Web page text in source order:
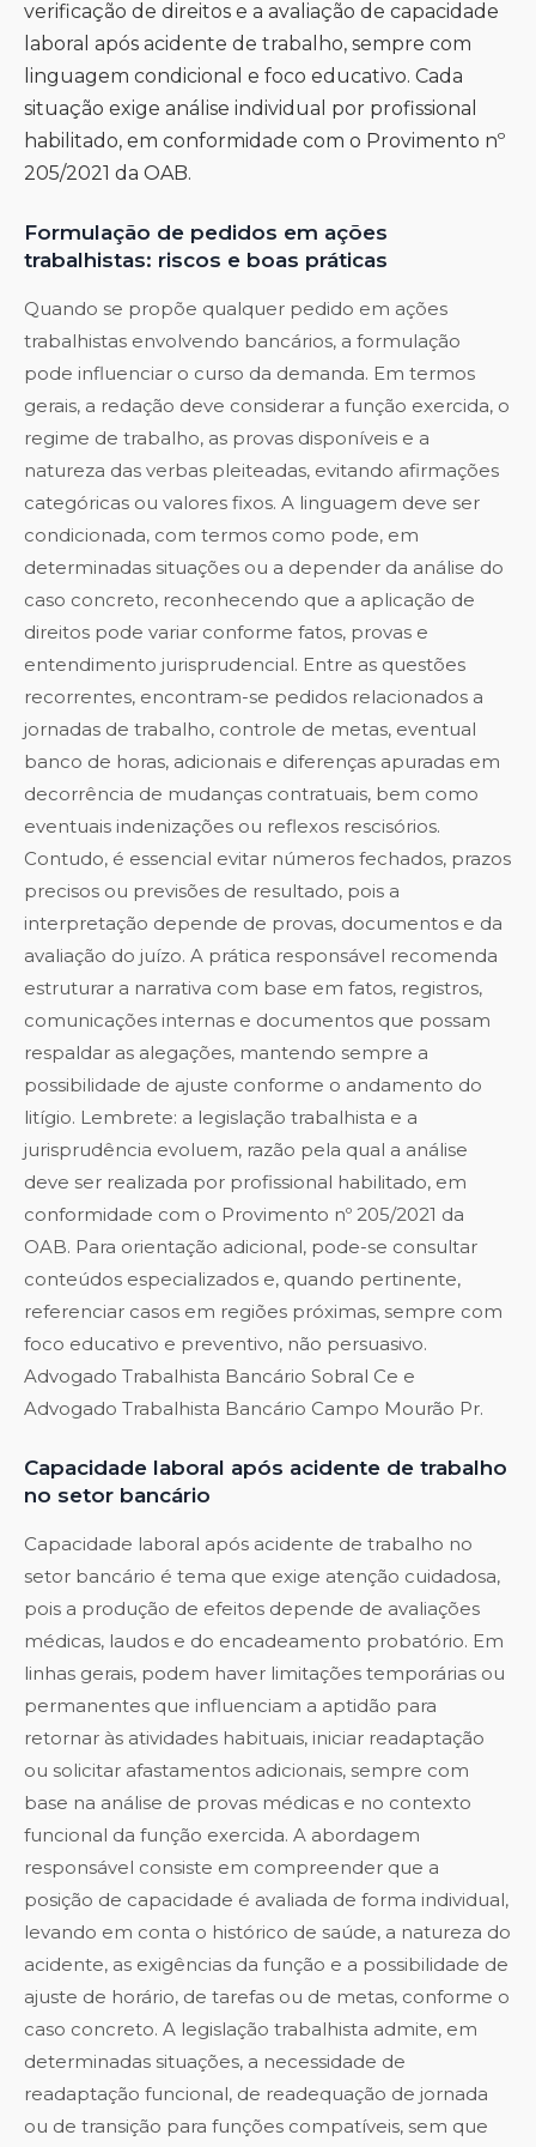
verificação de direitos e a avaliação de capacidade
laboral após acidente de trabalho, sempre com
linguagem condicional e foco educativo. Cada
situação exige análise individual por profissional
habilitado, em conformidade com o Provimento nº
205/2021 da OAB.
Formulação de pedidos em ações
trabalhistas: riscos e boas práticas
Quando se propõe qualquer pedido em ações
trabalhistas envolvendo bancários, a formulação
pode influenciar o curso da demanda. Em termos
gerais, a redação deve considerar a função exercida, o
regime de trabalho, as provas disponíveis e a
natureza das verbas pleiteadas, evitando afirmações
categóricas ou valores fixos. A linguagem deve ser
condicionada, com termos como pode, em
determinadas situações ou a depender da análise do
caso concreto, reconhecendo que a aplicação de
direitos pode variar conforme fatos, provas e
entendimento jurisprudencial. Entre as questões
recorrentes, encontram-se pedidos relacionados a
jornadas de trabalho, controle de metas, eventual
banco de horas, adicionais e diferenças apuradas em
decorrência de mudanças contratuais, bem como
eventuais indenizações ou reflexos rescisórios.
Contudo, é essencial evitar números fechados, prazos
precisos ou previsões de resultado, pois a
interpretação depende de provas, documentos e da
avaliação do juízo. A prática responsável recomenda
estruturar a narrativa com base em fatos, registros,
comunicações internas e documentos que possam
respaldar as alegações, mantendo sempre a
possibilidade de ajuste conforme o andamento do
litígio. Lembrete: a legislação trabalhista e a
jurisprudência evoluem, razão pela qual a análise
deve ser realizada por profissional habilitado, em
conformidade com o Provimento nº 205/2021 da
OAB. Para orientação adicional, pode-se consultar
conteúdos especializados e, quando pertinente,
referenciar casos em regiões próximas, sempre com
foco educativo e preventivo, não persuasivo.
Advogado Trabalhista Bancário Sobral Ce e
Advogado Trabalhista Bancário Campo Mourão Pr.
Capacidade laboral após acidente de trabalho
no setor bancário
Capacidade laboral após acidente de trabalho no
setor bancário é tema que exige atenção cuidadosa,
pois a produção de efeitos depende de avaliações
médicas, laudos e do encadeamento probatório. Em
linhas gerais, podem haver limitações temporárias ou
permanentes que influenciam a aptidão para
retornar às atividades habituais, iniciar readaptação
ou solicitar afastamentos adicionais, sempre com
base na análise de provas médicas e no contexto
funcional da função exercida. A abordagem
responsável consiste em compreender que a
posição de capacidade é avaliada de forma individual,
levando em conta o histórico de saúde, a natureza do
acidente, as exigências da função e a possibilidade de
ajuste de horário, de tarefas ou de metas, conforme o
caso concreto. A legislação trabalhista admite, em
determinadas situações, a necessidade de
readaptação funcional, de readequação de jornada
ou de transição para funções compatíveis, sem que